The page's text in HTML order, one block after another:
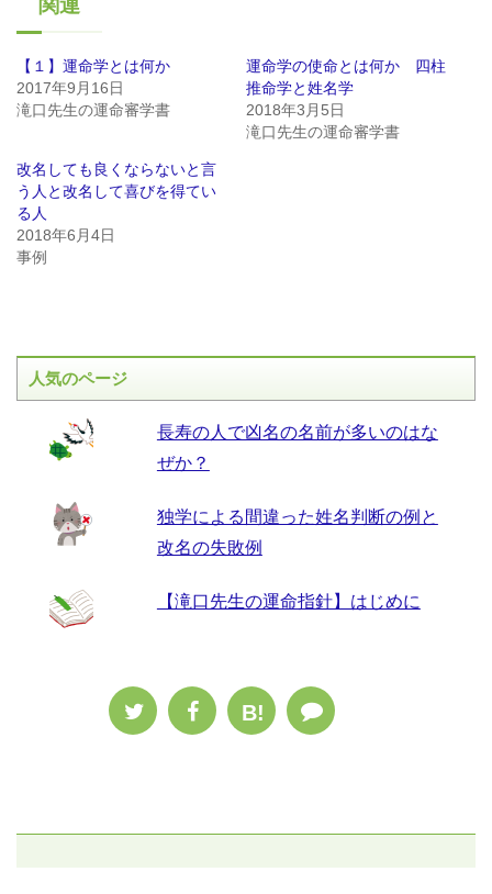
関連
【１】運命学とは何か
2017年9月16日
滝口先生の運命審学書
運命学の使命とは何か 四柱
推命学と姓名学
2018年3月5日
滝口先生の運命審学書
改名しても良くならないと言
う人と改名して喜びを得てい
る人
2018年6月4日
事例
人気のページ
長寿の人で凶名の名前が多いのはな
ぜか？
独学による間違った姓名判断の例と
改名の失敗例
【滝口先生の運命指針】はじめに
B!